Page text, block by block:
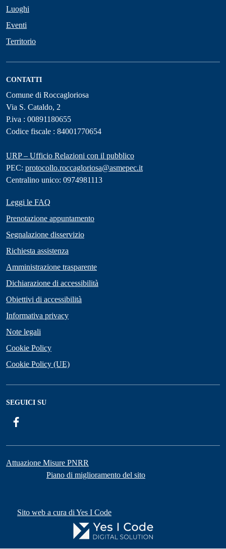
Luoghi
Eventi
Territorio
CONTATTI
Comune di Roccagloriosa
Via S. Cataldo, 2
P.iva : 00891180655
Codice fiscale : 84001770654
URP – Ufficio Relazioni con il pubblico
PEC: protocollo.roccagloriosa@asmepec.it
Centralino unico: 0974981113
Leggi le FAQ
Prenotazione appuntamento
Segnalazione disservizio
Richiesta assistenza
Amministrazione trasparente
Dichiarazione di accessibilità
Obiettivi di accessibilità
Informativa privacy
Note legali
Cookie Policy
Cookie Policy (UE)
SEGUICI SU
Attuazione Misure PNRR
Piano di miglioramento del sito
Sito web a cura di Yes I Code